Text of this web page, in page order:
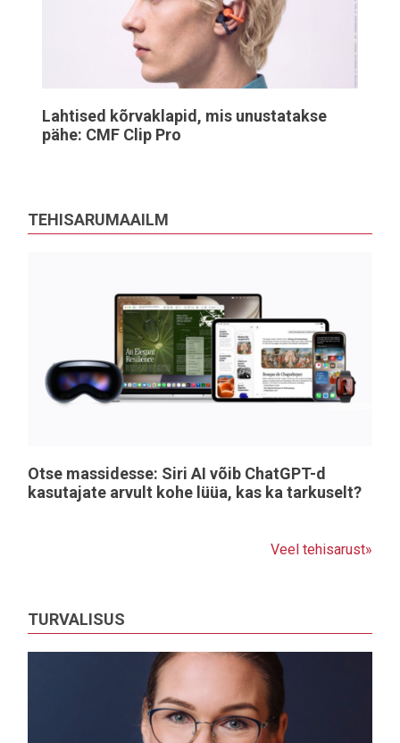
Lahtised kõrvaklapid, mis unustatakse
pähe: CMF Clip Pro
TEHISARUMAAILM
Otse massidesse: Siri AI võib ChatGPT-d
kasutajate arvult kohe lüüa, kas ka tarkuselt?
Veel tehisarust»
TURVALISUS